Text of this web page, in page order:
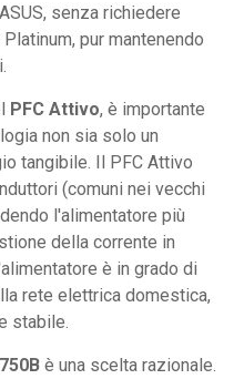
senza richiedere
pur mantenendo
PFC Attivo, è importante
non sia solo un
tangibile. Il PFC Attivo
(comuni nei vecchi
l'alimentatore più
della corrente in
è in grado di
rete elettrica domestica,
stabile.
è una scelta razionale.